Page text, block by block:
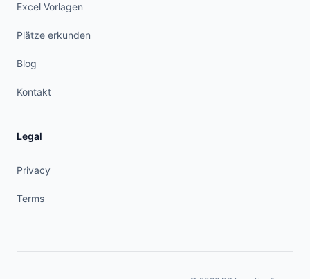
Excel Vorlagen
Plätze erkunden
Blog
Kontakt
Legal
Privacy
Terms